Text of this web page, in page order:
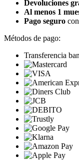
Devoluciones
Al menos 1
Pago seguro
Métodos de pago:
Transferencia